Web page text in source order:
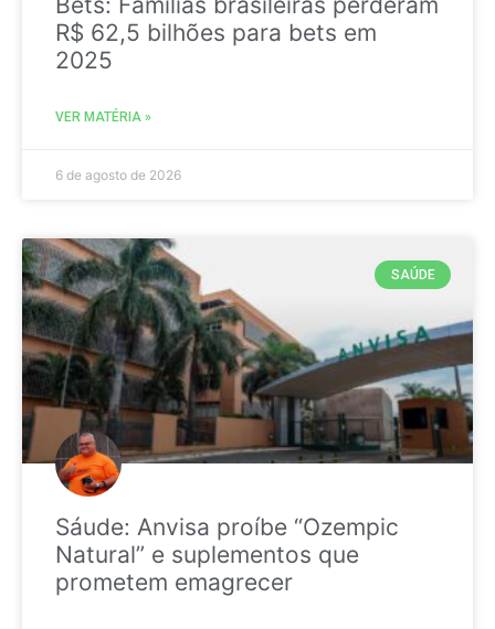
R$ 62,5 bilhões para bets em
2025
VER MATÉRIA »
6 de agosto de 2026
SAÚDE
Sáude: Anvisa proíbe “Ozempic
Natural” e suplementos que
prometem emagrecer